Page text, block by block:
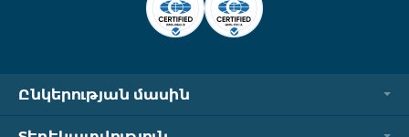
Ընկերության մասին